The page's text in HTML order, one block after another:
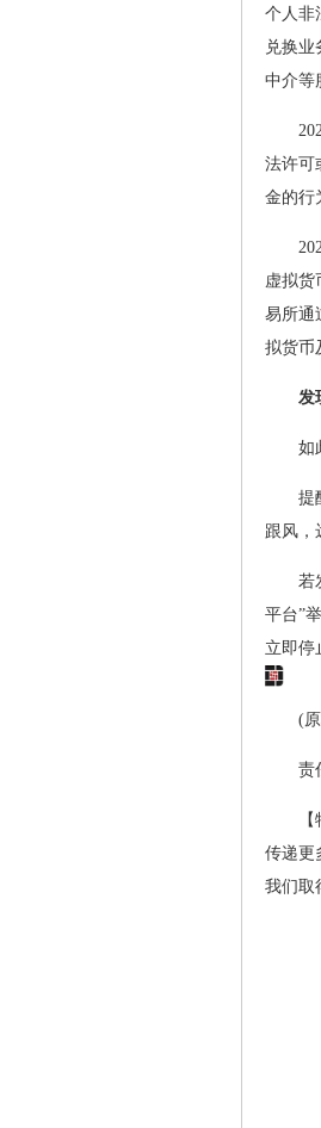
个人非
兑换
中介等
法许可
金的行
虚拟货
易所通
拟货币
发
如
提
跟风，
若
平台”
立即停
(
责
传递更
我们取